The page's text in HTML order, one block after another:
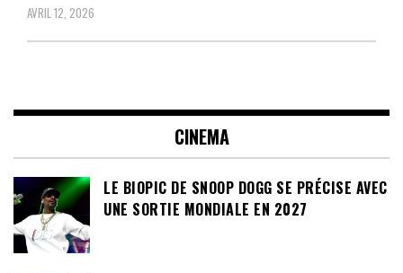
AVRIL 12, 2026
CINEMA
LE BIOPIC DE SNOOP DOGG SE PRÉCISE AVEC
UNE SORTIE MONDIALE EN 2027